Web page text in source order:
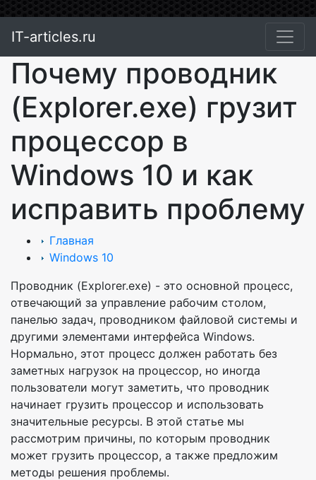
IT-articles.ru
Почему проводник
(Explorer.exe) грузит
процессор в
Windows 10 и как
исправить проблему
Главная
Windows 10
Проводник (Explorer.exe) - это основной процесс,
отвечающий за управление рабочим столом,
панелью задач, проводником файловой системы и
другими элементами интерфейса Windows.
Нормально, этот процесс должен работать без
заметных нагрузок на процессор, но иногда
пользователи могут заметить, что проводник
начинает грузить процессор и использовать
значительные ресурсы. В этой статье мы
рассмотрим причины, по которым проводник
может грузить процессор, а также предложим
методы решения проблемы.